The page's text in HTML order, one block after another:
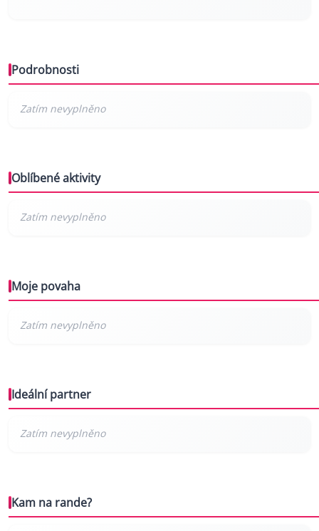
Podrobnosti
Oblíbené aktivity
Moje povaha
Ideální partner
Kam na rande?